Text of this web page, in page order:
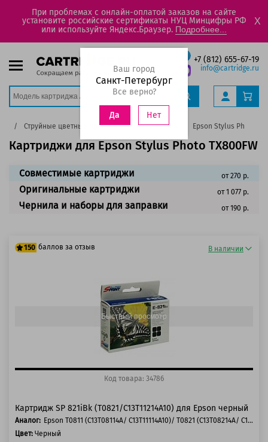
При проблемах с онлайн-оплатой заказов на сайте
установите российские сертификаты НУЦ Минцифры РФ
или используйте Яндекс.Браузер. Подробнее...
X
+7 (812) 655-67-19
info@cartridge.ru
Ваш город
Санкт-Петербург
Все верно?
Да Нет
Струйные цветные принтеры Stylus Photo Epson Stylus Photo
Картриджи для Epson Stylus Photo TX800FW
Совместимые картриджи от 270 р.
Оригинальные картриджи от 1 077 р.
Чернила и наборы для заправки от 190 р.
150 баллов за отзыв В наличии
Быстрый просмотр
Код товара: 34786
Картридж SP 821iBk (T0821/C13T11214A10) для Epson черный
Аналог:
Epson T0811 (C13T08114A/ C13T11114A10)/ T0821 (C13T08214A/ C13T11214A10)
Цвет: Черный